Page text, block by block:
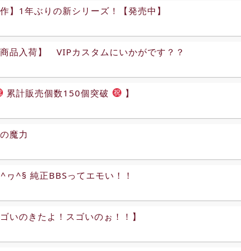
作】1年ぶりの新シリーズ！【発売中】
商品入荷】 VIPカスタムにいかがです？？
累計販売個数150個突破 】
魔力
ヮ^§ 純正BBSってエモい！！
ゴいのきたよ！スゴいのぉ！！】